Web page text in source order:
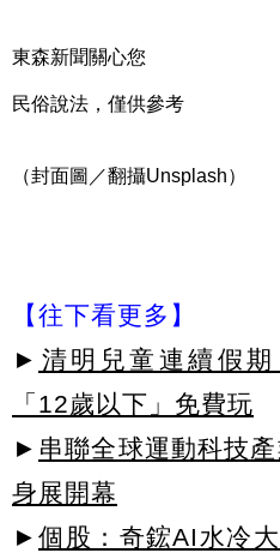
東森新聞關心您
民俗說法，僅供參考
（封面圖／翻攝Unsplash）
【往下看更多】
► 清明兒童連續假
「12歲以下」免費玩
► 串聯全球運動科技
身展開幕
► 個股：奇鋐AI水冷